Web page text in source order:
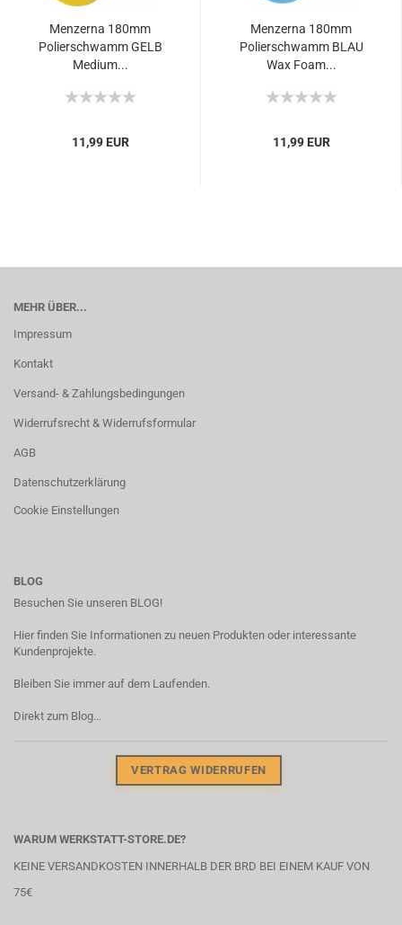
Menzerna 180mm
Polierschwamm GELB
Medium...
11,99 EUR
Menzerna 180mm
Polierschwamm BLAU
Wax Foam...
11,99 EUR
MEHR ÜBER...
Impressum
Kontakt
Versand- & Zahlungsbedingungen
Widerrufsrecht & Widerrufsformular
AGB
Datenschutzerklärung
Cookie Einstellungen
BLOG
Besuchen Sie unseren BLOG!
Hier finden Sie Informationen zu neuen Produkten oder interessante
Kundenprojekte.
Bleiben Sie immer auf dem Laufenden.
Direkt zum Blog...
VERTRAG WIDERRUFEN
WARUM WERKSTATT-STORE.DE?
KEINE VERSANDKOSTEN INNERHALB DER BRD BEI EINEM KAUF VON
75€